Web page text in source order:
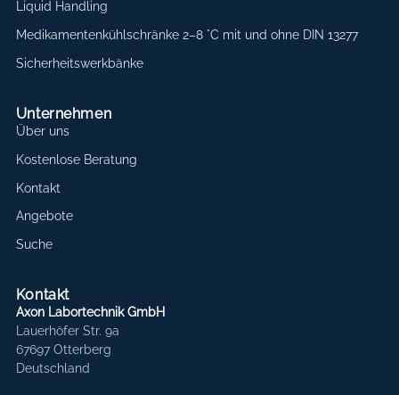
Liquid Handling
Medikamentenkühlschränke 2–8 °C mit und ohne DIN 13277
Sicherheitswerkbänke
Unternehmen
Über uns
Kostenlose Beratung
Kontakt
Angebote
Suche
Kontakt
Axon Labortechnik GmbH
Lauerhöfer Str. 9a
67697 Otterberg
Deutschland